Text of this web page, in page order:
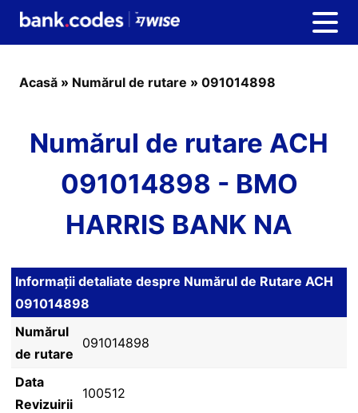
Acasă » Numărul de rutare » 091014898
Numărul de rutare ACH
091014898 - BMO
HARRIS BANK NA
Informații detaliate despre Numărul de Rutare ACH
091014898
Numărul
de rutare
091014898
Data
Revizuirii
100512